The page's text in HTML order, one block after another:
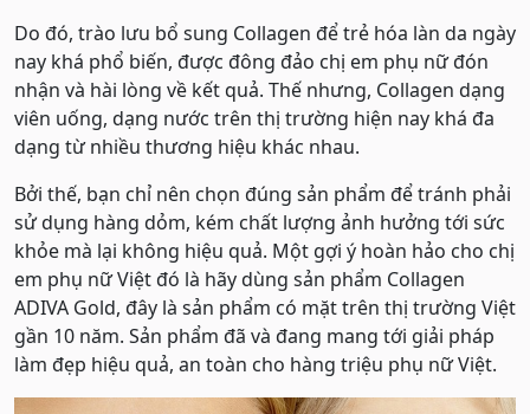
Do đó, trào lưu bổ sung Collagen để trẻ hóa làn da ngày
nay khá phổ biến, được đông đảo chị em phụ nữ đón
nhận và hài lòng về kết quả. Thế nhưng, Collagen dạng
viên uống, dạng nước trên thị trường hiện nay khá đa
dạng từ nhiều thương hiệu khác nhau.
Bởi thế, bạn chỉ nên chọn đúng sản phẩm để tránh phải
sử dụng hàng dỏm, kém chất lượng ảnh hưởng tới sức
khỏe mà lại không hiệu quả. Một gợi ý hoàn hảo cho chị
em phụ nữ Việt đó là hãy dùng sản phẩm Collagen
ADIVA Gold, đây là sản phẩm có mặt trên thị trường Việt
gần 10 năm. Sản phẩm đã và đang mang tới giải pháp
làm đẹp hiệu quả, an toàn cho hàng triệu phụ nữ Việt.